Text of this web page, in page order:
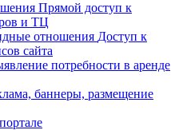
Прямой доступ к
и ТЦ
отношения Доступ к
сайта
потребности в аренде
баннеры, размещение